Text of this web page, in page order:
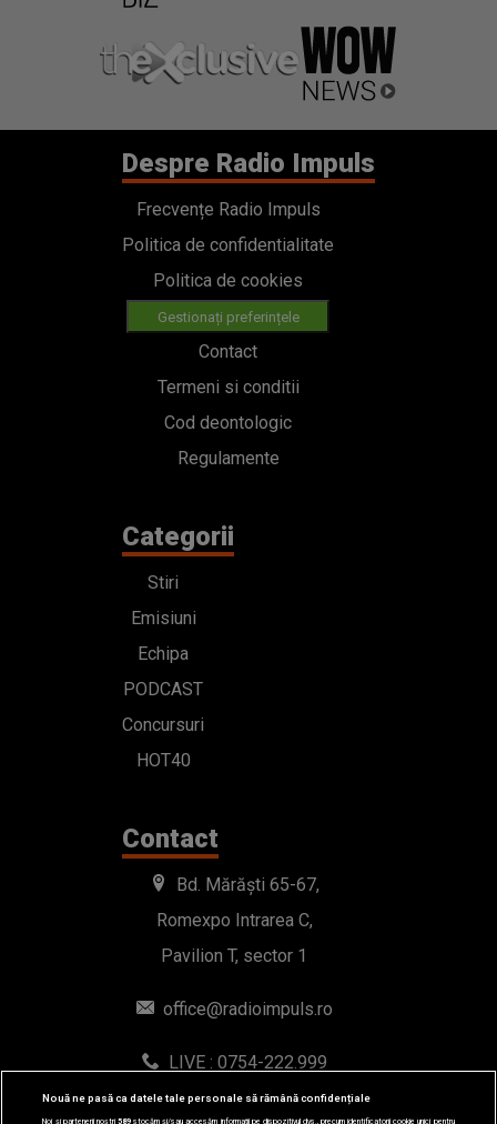
Despre Radio Impuls
Frecvențe Radio Impuls
Politica de confidentialitate
Politica de cookies
Gestionați preferințele
Contact
Termeni si conditii
Cod deontologic
Regulamente
Categorii
Stiri
Emisiuni
Echipa
PODCAST
Concursuri
HOT40
Contact
Bd. Mărăști 65-67,
Romexpo Intrarea C,
Pavilion T, sector 1
office@radioimpuls.ro
LIVE : 0754-222.999
WhatsApp: 0754-222.999
Nouă ne pasă ca datele tale personale să rămână confidențiale
Noi și partenerii noștri589stocăm și/sau accesăm informații pe dispozitivul dvs., precum identificatorii cookie unici pentru